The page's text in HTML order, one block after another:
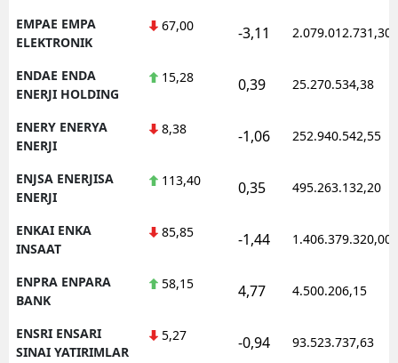
EMPAE EMPA
ELEKTRONIK
67,00 -3,11 2.079.012.731,30
ENDAE ENDA
ENERJI HOLDING
15,28 0,39 25.270.534,38
ENERY ENERYA
ENERJI
8,38 -1,06 252.940.542,55
ENJSA ENERJISA
ENERJI
113,40 0,35 495.263.132,20
ENKAI ENKA
INSAAT
85,85 -1,44 1.406.379.320,00
ENPRA ENPARA
BANK
58,15 4,77 4.500.206,15
ENSRI ENSARI
SINAI YATIRIMLAR
5,27 -0,94 93.523.737,63